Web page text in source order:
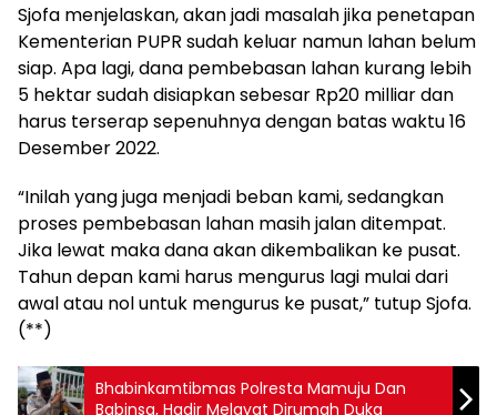
Sjofa menjelaskan, akan jadi masalah jika penetapan
Kementerian PUPR sudah keluar namun lahan belum
siap. Apa lagi, dana pembebasan lahan kurang lebih
5 hektar sudah disiapkan sebesar Rp20 milliar dan
harus terserap sepenuhnya dengan batas waktu 16
Desember 2022.
“Inilah yang juga menjadi beban kami, sedangkan
proses pembebasan lahan masih jalan ditempat.
Jika lewat maka dana akan dikembalikan ke pusat.
Tahun depan kami harus mengurus lagi mulai dari
awal atau nol untuk mengurus ke pusat,” tutup Sjofa.
(**)
Bhabinkamtibmas Polresta Mamuju Dan
Babinsa, Hadir Melayat Dirumah Duka